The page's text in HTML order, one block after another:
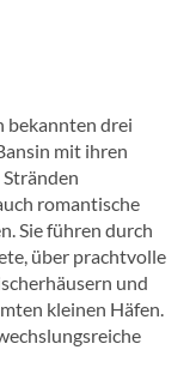
bekannten drei
mit ihren
romantische
Sie führen durch
über prachtvolle
und
kleinen Häfen.